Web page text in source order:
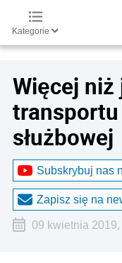
Kategorie
Więcej
służbowej
Subskrybuj nas
Zapisz się na
09 kwietnia 2019,